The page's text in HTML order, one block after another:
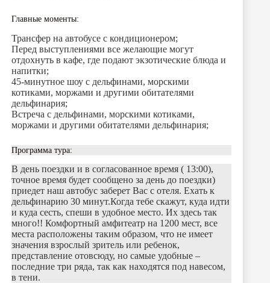
Главные моменты:
Трансфер на автобусе с кондиционером;
Перед выступлениями все желающие могут
отдохнуть в кафе, где подают экзотические блюда и
напитки;
45-минутное шоу с дельфинами, морскими
котиками, моржами и другими обитателями
дельфинария;
Встреча с дельфинами, морскими котиками,
моржами и другими обитателями дельфинария;
Программа тура:
В день поездки и в согласованное время ( 13:00),
точное время будет сообщено за день до поездки)
приедет наш автобус заберет Вас с отеля. Ехать к
дельфинарию 30 минут.Когда тебе скажут, куда идти
и куда сесть, спеши в удобное место. Их здесь так
много!! Комфортный амфитеатр на 1200 мест, все
места расположены таким образом, что не имеет
значения взрослый зритель или ребенок,
представление отовсюду, но самые удобные –
последние три ряда, так как находятся под навесом,
в тени.